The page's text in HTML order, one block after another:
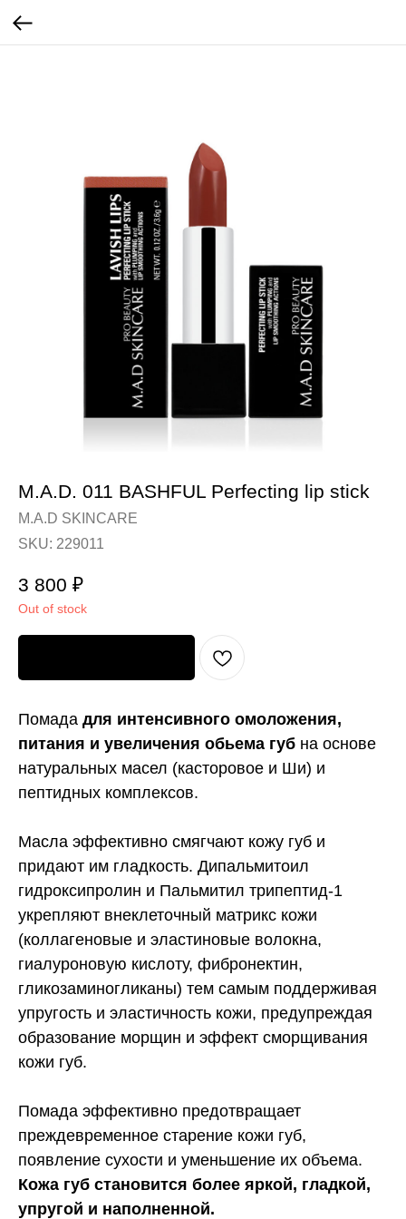
M.A.D. 011 BASHFUL Perfecting lip stick
M.A.D SKINCARE
SKU: 229011
3 800 ₽
Out of stock
Помада для интенсивного омоложения,
питания и увеличения обьема губ на основе
натуральных масел (касторовое и Ши) и
пептидных комплексов.
Масла эффективно смягчают кожу губ и
придают им гладкость. Дипальмитоил
гидроксипролин и Пальмитил трипептид-1
укрепляют внеклеточный матрикс кожи
(коллагеновые и эластиновые волокна,
гиалуроновую кислоту, фибронектин,
гликозаминогликаны) тем самым поддерживая
упругость и эластичность кожи, предупреждая
образование морщин и эффект сморщивания
кожи губ.
Помада эффективно предотвращает
преждевременное старение кожи губ,
появление сухости и уменьшение их объема.
Кожа губ становится более яркой, гладкой,
упругой и наполненной.